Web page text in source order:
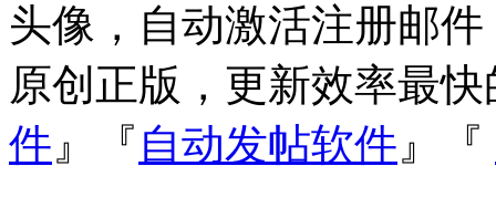
头像，自动激活注册邮
原创正版，更新效率最
件 』『 自动发帖软件 』『